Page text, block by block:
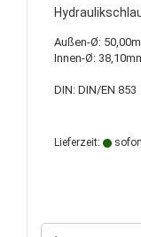
Außen-Ø:
Innen-Ø:
DIN: DIN/EN 853
Lieferzeit: